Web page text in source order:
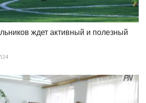
ждет активный и полезный
124